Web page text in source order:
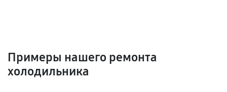
Примеры нашего ремонта
холодильника